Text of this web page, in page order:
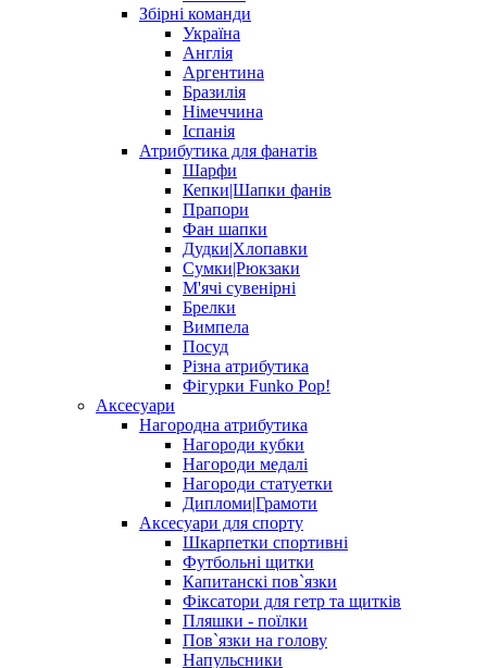
Збірні команди
Україна
Англія
Аргентина
Бразилія
Німеччина
Іспанія
Атрибутика для фанатів
Шарфи
Кепки|Шапки фанів
Прапори
Фан шапки
Дудки|Хлопавки
Сумки|Рюкзаки
М'ячі сувенірні
Брелки
Вимпела
Посуд
Різна атрибутика
Фігурки Funko Pop!
Аксесуари
Нагородна атрибутика
Нагороди кубки
Нагороди медалі
Нагороди статуетки
Дипломи|Грамоти
Аксесуари для спорту
Шкарпетки спортивні
Футбольні щитки
Капитанскі пов`язки
Фіксатори для гетр та щитків
Пляшки - поїлки
Пов`язки на голову
Напульсники